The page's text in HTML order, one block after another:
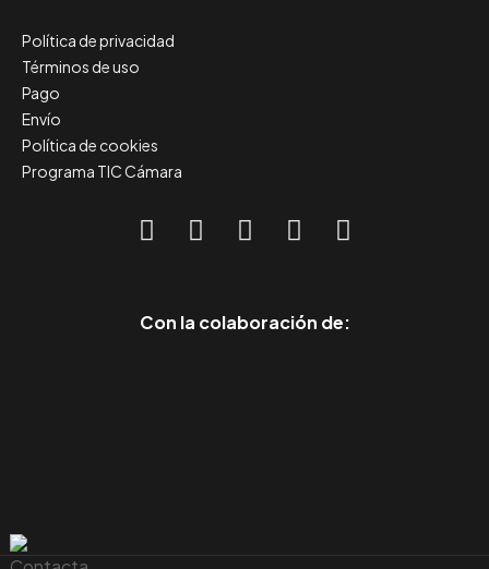
Política de privacidad
Términos de uso
Pago
Envío
Política de cookies
Programa TIC Cámara
Con la colaboración de: